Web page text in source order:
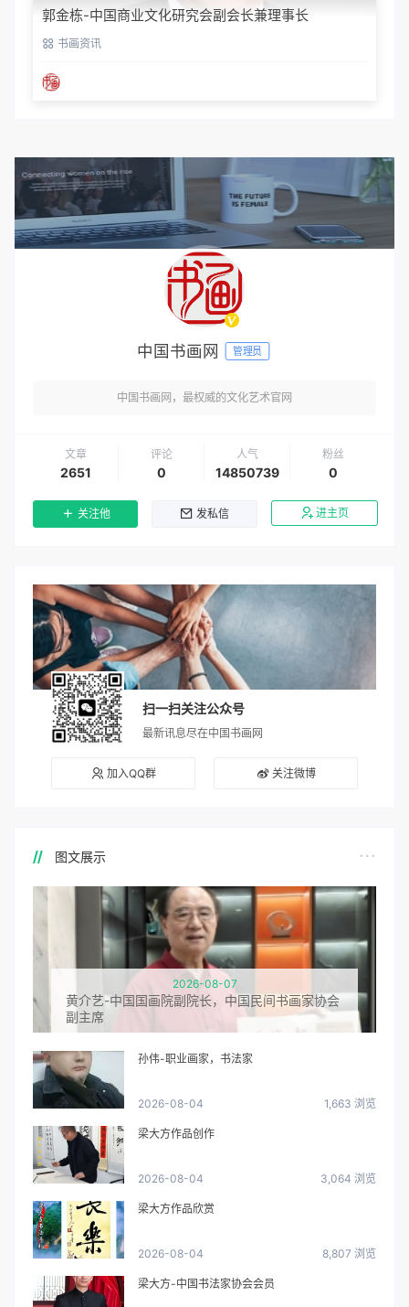
郭金栋-中国商业文化研究会副会长兼理事长
书画资讯
中国书画网 管理员
中国书画网，最权威的文化艺术官网
文章
2651
评论
0
人气
14850739
粉丝
0
关注他 发私信 进主页
扫一扫关注公众号
最新讯息尽在中国书画网
加入QQ群 关注微博
图文展示
2026-08-07
黄介艺-中国国画院副院长，中国民间书画家协会
副主席
孙伟-职业画家，书法家
2026-08-04 1,663 浏览
梁大方作品创作
2026-08-04 3,064 浏览
梁大方作品欣赏
2026-08-04 8,807 浏览
梁大方-中国书法家协会会员